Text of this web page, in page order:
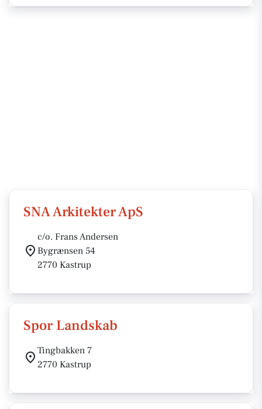
SNA Arkitekter ApS
c/o. Frans Andersen
Bygrænsen 54
2770 Kastrup
Spor Landskab
Tingbakken 7
2770 Kastrup